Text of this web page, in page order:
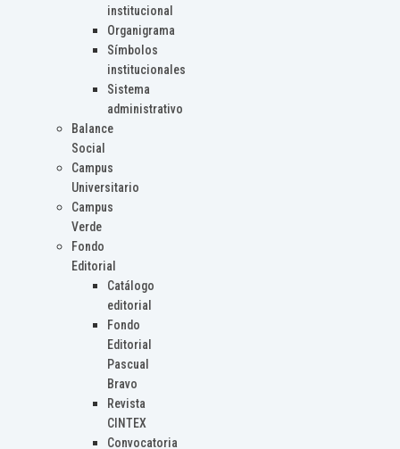
institucional
Organigrama
Símbolos
institucionales
Sistema
administrativo
Balance
Social
Campus
Universitario
Campus
Verde
Fondo
Editorial
Catálogo
editorial
Fondo
Editorial
Pascual
Bravo
Revista
CINTEX
Convocatoria